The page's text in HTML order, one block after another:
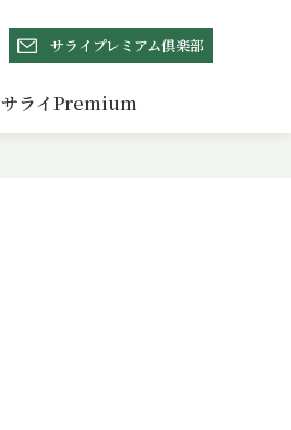
サライプレミアム倶楽部
サライPremium